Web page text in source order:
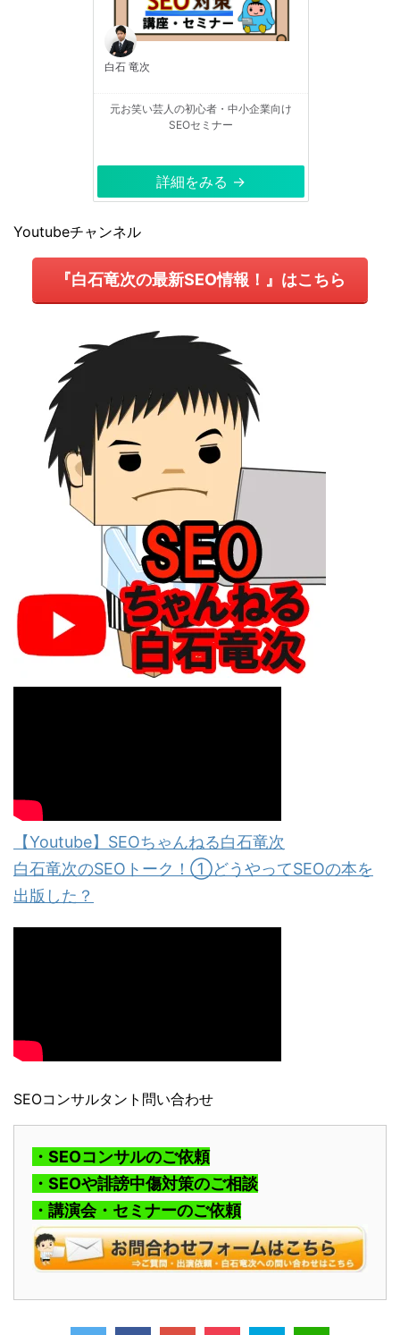
白石 竜次
元お笑い芸人の初心者・中小企業向け
SEOセミナー
詳細をみる →
Youtubeチャンネル
『白石竜次の最新SEO情報！』はこちら
【Youtube】SEOちゃんねる白石竜次
白石竜次のSEOトーク！①どうやってSEOの本を
出版した？
SEOコンサルタント問い合わせ
・SEOコンサルのご依頼
・SEOや誹謗中傷対策のご相談
・講演会・セミナーのご依頼